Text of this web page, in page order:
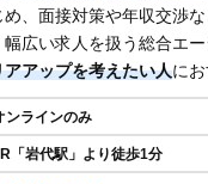
め、面接対策や年収交渉
幅広い求人を扱う総合エー
アップを考えたい人に
ンラインのみ
「岩代駅」より徒歩1分